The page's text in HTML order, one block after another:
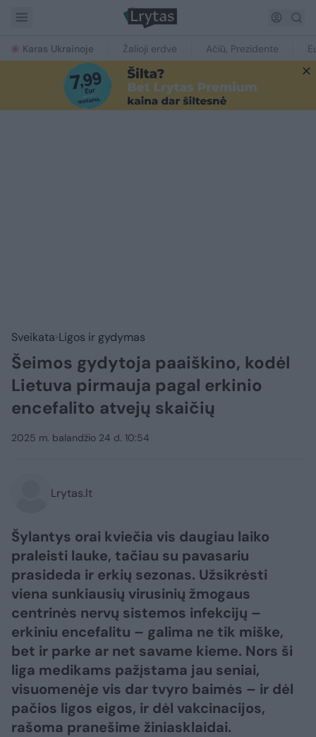
Karas Ukrainoje Žalioji erdvė Ačiū, Prezidente
Sveikata Ligos ir gydymas
Šeimos gydytoja paaiškino, kodėl
Lietuva pirmauja pagal erkinio
encefalito atvejų skaičių
2025 m. balandžio 24 d. 10:54
Lrytas.lt
Šylantys orai kviečia vis daugiau laiko
praleisti lauke, tačiau su pavasariu
prasideda ir erkių sezonas. Užsikrėsti
viena sunkiausių virusinių žmogaus
centrinės nervų sistemos infekcijų –
erkiniu encefalitu – galima ne tik miške,
bet ir parke ar net savame kieme. Nors ši
liga medikams pažįstama jau seniai,
visuomenėje vis dar tvyro baimės – ir dėl
pačios ligos eigos, ir dėl vakcinacijos,
rašoma pranešime žiniasklaidai.